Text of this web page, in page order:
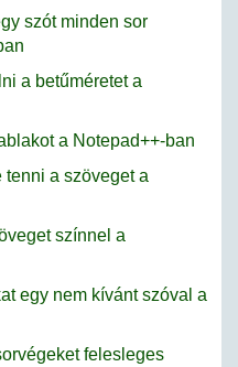
szót minden sor
a betűméretet a
a Notepad++-ban
tenni a szöveget a
színnel a
egy nem kívánt szóval a
felesleges